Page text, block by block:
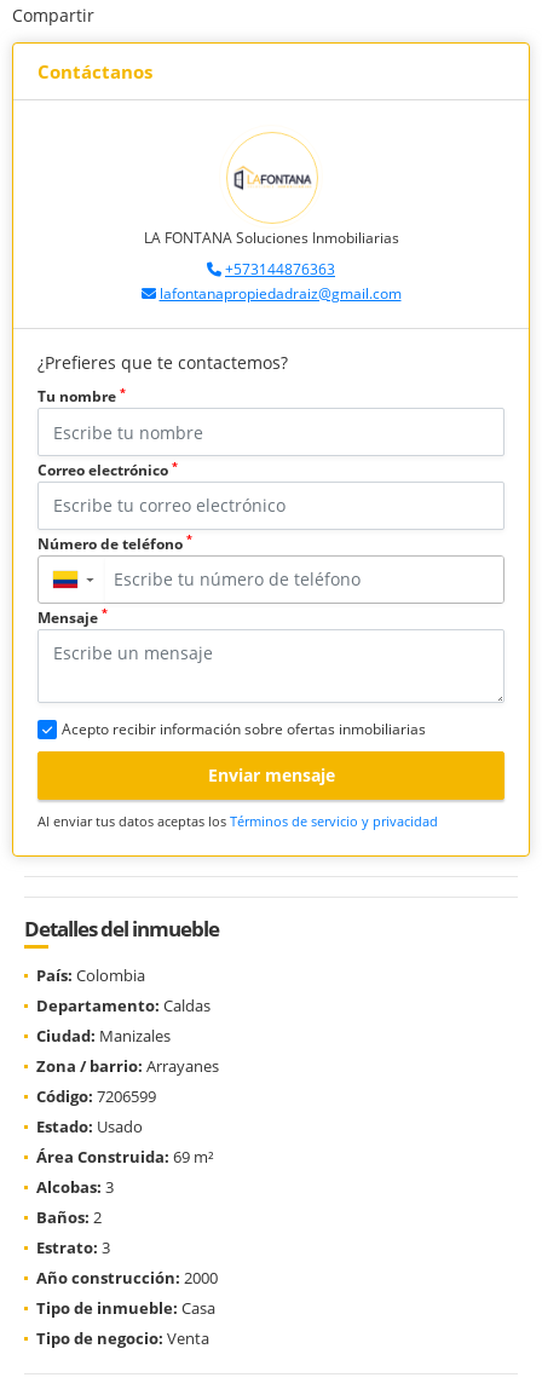
Compartir
Contáctanos
LA FONTANA Soluciones Inmobiliarias
+573144876363
lafontanapropiedadraiz@gmail.com
¿Prefieres que te contactemos?
Tu nombre *
Correo electrónico *
Número de teléfono *
▼
Mensaje *
Acepto recibir información sobre ofertas inmobiliarias
Enviar mensaje
Al enviar tus datos aceptas los Términos de servicio y privacidad
Detalles del inmueble
País: Colombia
Departamento: Caldas
Ciudad: Manizales
Zona / barrio: Arrayanes
Código: 7206599
Estado: Usado
Área Construida: 69 m²
Alcobas: 3
Baños: 2
Estrato: 3
Año construcción: 2000
Tipo de inmueble: Casa
Tipo de negocio: Venta